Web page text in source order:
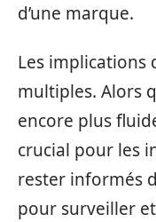
d’une marque.
Les implications
multiples. Alors
encore plus
crucial pour les
rester informés
pour surveiller